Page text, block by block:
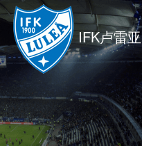
IFK卢雷亚